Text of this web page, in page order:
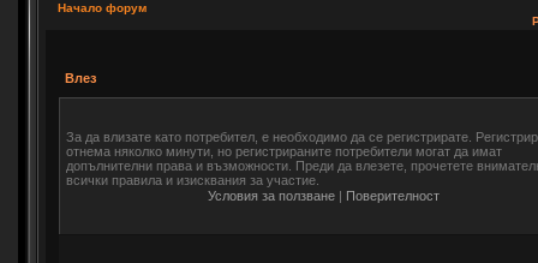
Начало форум
Влез
За да влизате като потребител, е необходимо да се регистрирате.
отнема няколко минути, но регистрираните потребители могат да имат
допълнителни права и възможности. Преди да влезете, прочетете
всички правила и изисквания за участие.
Условия за ползване | Поверителност